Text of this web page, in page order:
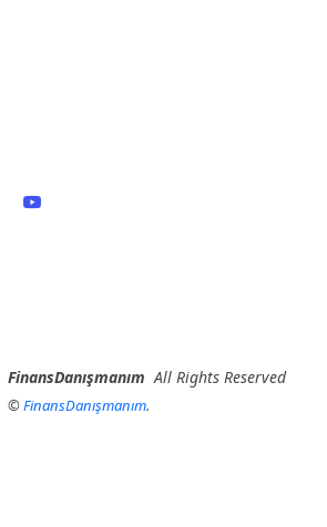
FinansDanışmanım All Rights Reserved
©FinansDanışmanım.